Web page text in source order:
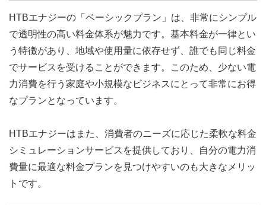
HTBエナジーの「ベーシックプラン」は、非常にシンプル
で透明性の高い料金体系が魅力です。基本料金が一律とい
う特徴があり、地域や使用量に依存せず、誰でも同じ料金
でサービスを受けることができます。このため、少ない電
力消費を行う家庭や小規模なビジネスにとって非常にお得
なプランとなっています。
HTBエナジーはまた、消費者のニーズに応じた柔軟な料金
シミュレーションサービスを提供しており、自分の電力消
費量に最適な料金プランを見つけやすいのも大きなメリッ
トです。